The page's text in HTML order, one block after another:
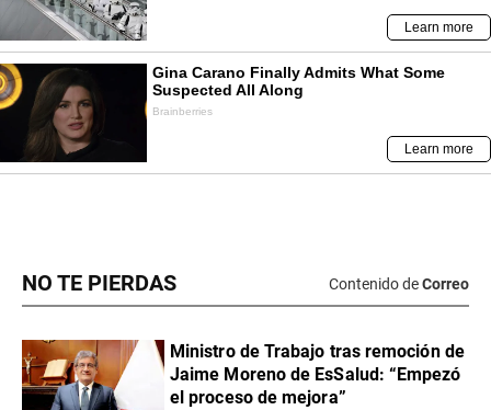
NO TE PIERDAS Contenido deCorreo
Ministro de Trabajo tras remoción de
Jaime Moreno de EsSalud: “Empezó
el proceso de mejora”